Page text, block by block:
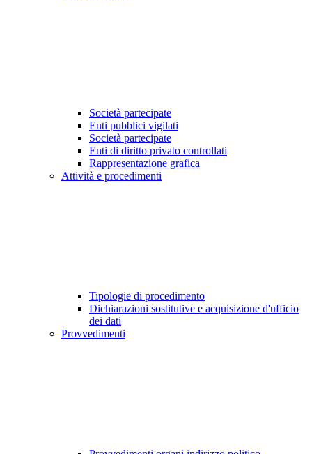
Società partecipate
Enti pubblici vigilati
Società partecipate
Enti di diritto privato controllati
Rappresentazione grafica
Attività e procedimenti
Tipologie di procedimento
Dichiarazioni sostitutive e acquisizione d'ufficio
dei dati
Provvedimenti